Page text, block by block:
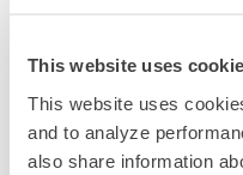
This website uses
This website uses
and to analyze
also share information